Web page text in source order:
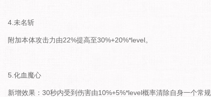
4.未名斩
附加本体攻击力由22%提高至30%+20%*level。
5.化血魔心
新增效果：30秒内受到伤害由10%+5%*level概率清除自身一个常